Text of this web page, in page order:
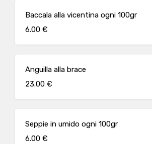
Baccala alla vicentina ogni 100gr
6.00 €
Anguilla alla brace
23.00 €
Seppie in umido ogni 100gr
6.00 €